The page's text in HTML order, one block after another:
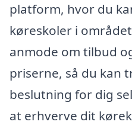
platform, hvor du
køreskoler i
anmode om tilbud
priserne, så du kan
beslutning for dig
at erhverve dit